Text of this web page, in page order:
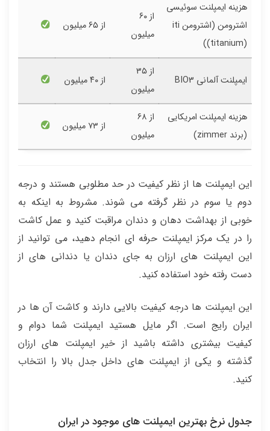
هزینه ایمپلنت سوئیسی
اشترومن (اشترومن iti
(titanium))
از ۶۰
میلیون
از ۶۵ میلیون
ایمپلنت آلمانی BIO3
از ۳۵
میلیون
از ۴۰ میلیون
هزینه ایمپلنت امریکایی
(برند zimmer)
از ۶۸
میلیون
از ۷۳ میلیون
این ایمپلنت ها از نظر کیفیت در حد مطلوبی هستند و درجه
دوم یا سوم در نظر گرفته می شوند. مشروط به اینکه به
خوبی از بهداشت دهان و دندان مراقبت کنید و عمل کاشت
را در یک مرکز ایمپلنت حرفه ای انجام دهید، می توانید از
این ایمپلنت های ارزان به جای دندان یا دندانی های از
دست رفته خود استفاده کنید.
این ایمپلنت ها درجه کیفیت بالایی دارند و کاشت آن ها در
ایران رایج است. اگر مایل هستید ایمپلنت شما دوام و
کیفیت بیشتری داشته باشید از خیر ایمپلنت های ارزان
گذشته و یکی از ایمپلنت های داخل جدل بالا را انتخاب
کنید.
جدول نرخ بهترین ایمپلنت های موجود در ایران